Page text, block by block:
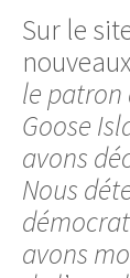
Sur le
le patron
Goose
avons
Nous
avons